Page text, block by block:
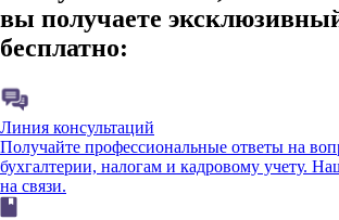
вы получаете
бесплатно:
Линия консультаций
Получайте профессиональные ответы на
бухгалтерии, налогам и кадровому учету.
на связи.